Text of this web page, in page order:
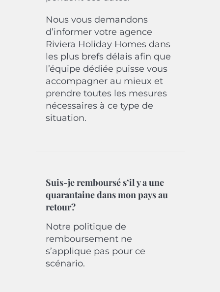
Nous vous demandons
d’informer votre agence
Riviera Holiday Homes dans
les plus brefs délais afin que
l’équipe dédiée puisse vous
accompagner au mieux et
prendre toutes les mesures
nécessaires à ce type de
situation.
Suis-je remboursé s’il y a une
quarantaine dans mon pays au
retour?
Notre politique de
remboursement ne
s’applique pas pour ce
scénario.